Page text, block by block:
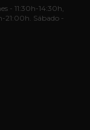
- 11:30h-14:30h,
21:00h. Sábado -